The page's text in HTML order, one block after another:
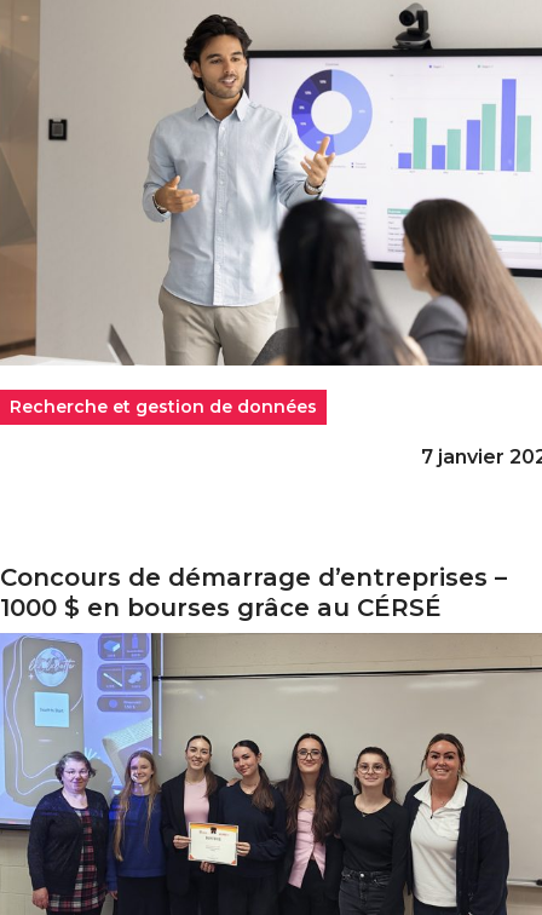
Recherche et gestion de données
7 janvier
Concours de démarrage d’entreprises –
1000 $ en bourses grâce au CÉRSÉ
de démarrage d’entreprises – 1000 $ en